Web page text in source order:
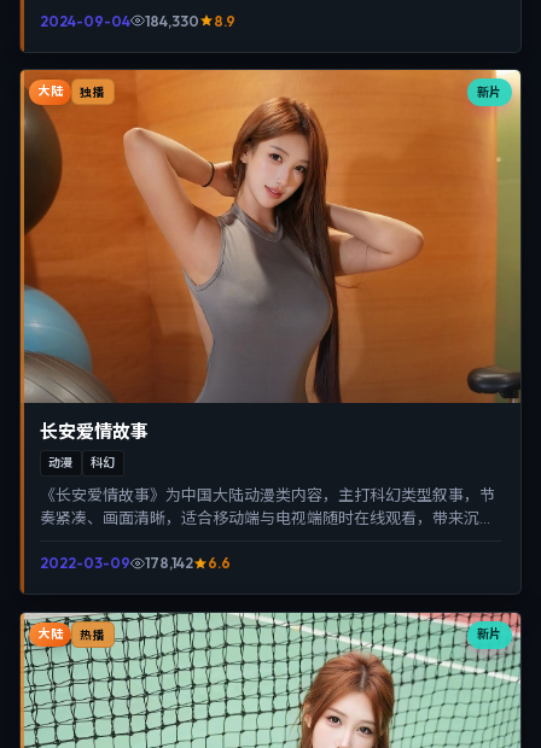
2024-09-04 184,330 8.9
新片
大陆 独播
长安爱情故事
动漫 科幻
《长安爱情故事》为中国大陆动漫类内容，主打科幻类型叙事，节
奏紧凑、画面清晰，适合移动端与电视端随时在线观看，带来沉浸
2022-03-09 178,142 6.6
新片
大陆 热播